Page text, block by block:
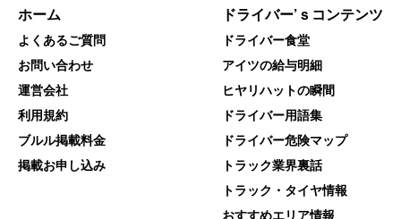
ホーム
よくあるご質問
お問い合わせ
運営会社
利用規約
ブルル掲載料金
掲載お申し込み
ドライバー’ｓコンテンツ
ドライバー食堂
アイツの給与明細
ヒヤリハットの瞬間
ドライバー用語集
ドライバー危険マップ
トラック業界裏話
トラック・タイヤ情報
おすすめエリア情報